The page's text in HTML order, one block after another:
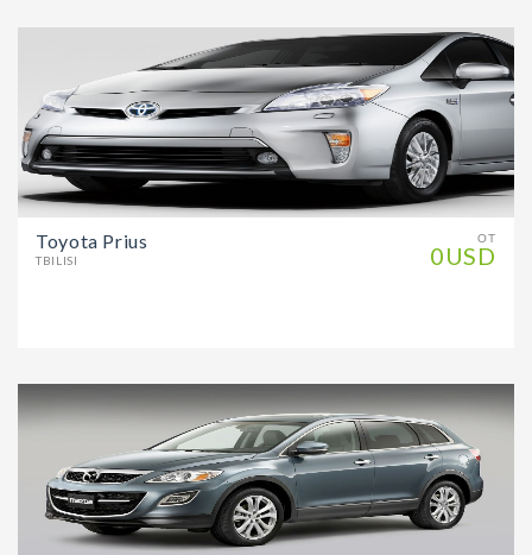
ОТ
0USD
Toyota Prius
TBILISI